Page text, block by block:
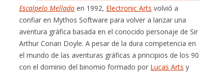
Escalpelo Mellado en 1992, Electronic Arts volvió a
confiar en Mythos Software para volver a lanzar una
aventura gráfica basada en el conocido personaje de Sir
Arthur Conan Doyle. A pesar de la dura competencia en
el mundo de las aventuras gráficas a principios de los 90
con el dominio del binomio formado por Lucas Arts y